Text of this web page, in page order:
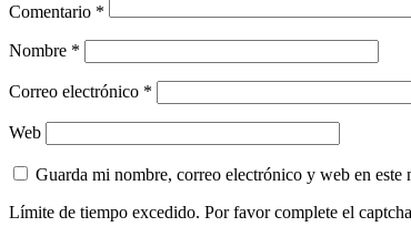
Comentario *
Nombre *
Correo electrónico *
Web
Guarda mi nombre, correo electrónico y web en este
Límite de tiempo excedido. Por favor complete el